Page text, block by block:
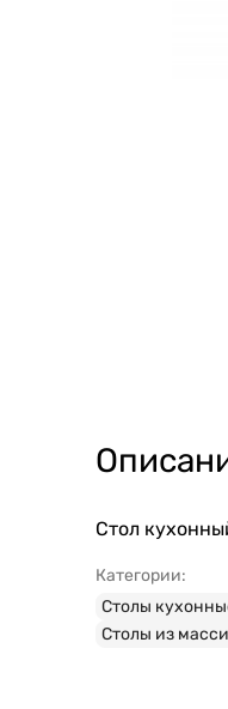
Стол
Категории:
Столы
Столы из